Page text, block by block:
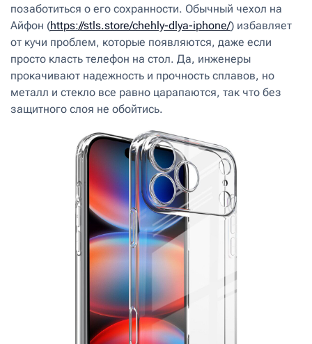
позаботиться о его сохранности. Обычный чехол на
Aйфон (https://stls.store/chehly-dlya-iphone/) избавляет
от кучи проблем, которые появляются, даже если
просто класть телефон на стол. Да, инженеры
прокачивают надежность и прочность сплавов, но
металл и стекло все равно царапаются, так что без
защитного слоя не обойтись.